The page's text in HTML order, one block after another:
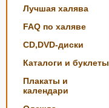
Лучшая халява
FAQ по халяве
CD,DVD-диски
Каталоги и буклеты
Плакаты и
календари